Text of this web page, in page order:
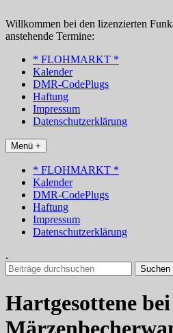
Inhalt
springen
Willkommen bei den lizenzierten
anstehende Termine:
* FLOHMARKT *
Kalender
DMR-CodePlugs
Haftung
Impressum
Datenschutzerklärung
Menü +
* FLOHMARKT *
Kalender
DMR-CodePlugs
Haftung
Impressum
Datenschutzerklärung
.
Suchen
nach:
Hartgesottene